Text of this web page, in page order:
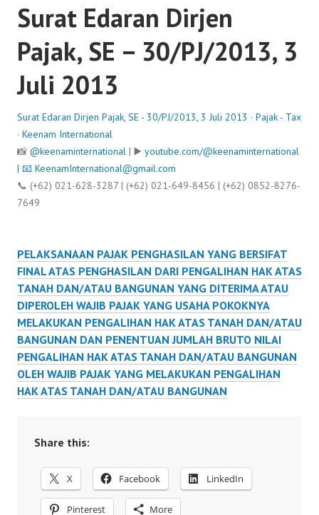
Surat Edaran Dirjen
Pajak, SE – 30/PJ/2013, 3
Juli 2013
Surat Edaran Dirjen Pajak, SE - 30/PJ/2013, 3 Juli 2013 · Pajak - Tax
· Keenam International
📸 @keenaminternational | ▶️ youtube.com/@keenaminternational
| 📧 KeenamInternational@gmail.com
📞 (+62) 021-628-3287 | (+62) 021-649-8456 | (+62) 0852-8276-
7649
PELAKSANAAN PAJAK PENGHASILAN YANG BERSIFAT
FINAL ATAS PENGHASILAN DARI PENGALIHAN HAK ATAS
TANAH DAN/ATAU BANGUNAN YANG DITERIMA ATAU
DIPEROLEH WAJIB PAJAK YANG USAHA POKOKNYA
MELAKUKAN PENGALIHAN HAK ATAS TANAH DAN/ATAU
BANGUNAN DAN PENENTUAN JUMLAH BRUTO NILAI
PENGALIHAN HAK ATAS TANAH DAN/ATAU BANGUNAN
OLEH WAJIB PAJAK YANG MELAKUKAN PENGALIHAN
HAK ATAS TANAH DAN/ATAU BANGUNAN
Share this:
X Facebook LinkedIn
Pinterest More